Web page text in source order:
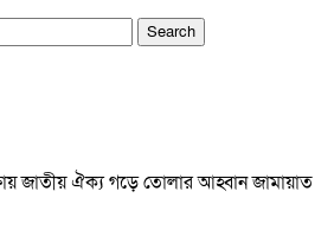
জাতীয় ঐক্য গড়ে তোলার আহ্বান জামায়াত